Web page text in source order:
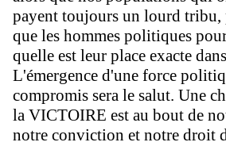
payent toujours un lourd tribu,
que les hommes politiques
quelle est leur place exacte
L'émergence d'une force
compromis sera le salut. Une
la VICTOIRE est au bout de
notre conviction et notre droit